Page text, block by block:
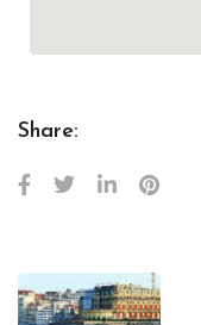
Share: